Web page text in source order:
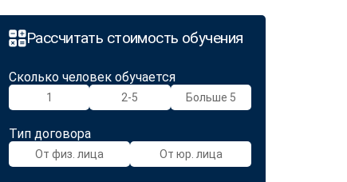
Рассчитать стоимость обучения
Сколько человек обучается
1 2-5 Больше 5
Тип договора
От физ. лица От юр. лица